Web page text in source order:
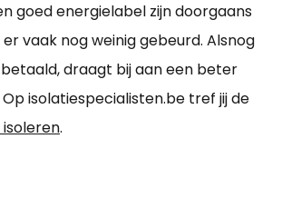
goed energielabel zijn doorgaans
vaak nog weinig gebeurd. Alsnog
draagt bij aan een beter
isolatiespecialisten.be tref jij de
isoleren.